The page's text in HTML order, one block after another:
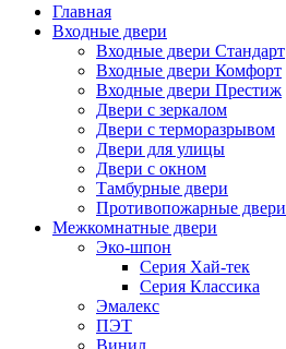
Главная
Входные двери
Входные двери Стандарт
Входные двери Комфорт
Входные двери Престиж
Двери с зеркалом
Двери с терморазрывом
Двери для улицы
Двери с окном
Тамбурные двери
Противопожарные двери
Межкомнатные двери
Эко-шпон
Серия Хай-тек
Серия Классика
Эмалекс
ПЭТ
Винил